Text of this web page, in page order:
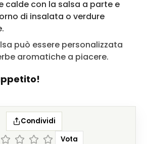
calde con la salsa a parte e
di insalata o verdure
può essere personalizzata
aromatiche a piacere.
Condividi
Vota